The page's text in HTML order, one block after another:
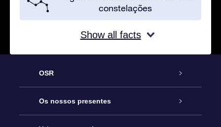
constelações
Show all facts
OSR
Serviço
Os nossos presentes